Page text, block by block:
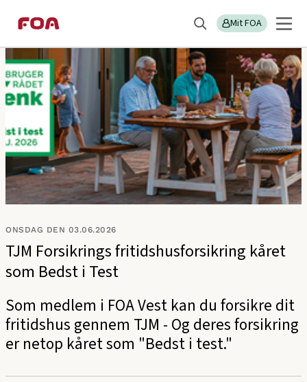
til
hovedindhold
til
hovedmenu
Søg Mit FOA
menu
FOA Vest
ONSDAG DEN 03.06.2026
TJM Forsikrings fritidshusforsikring kåret
som Bedst i Test
Som medlem i FOA Vest kan du forsikre dit
fritidshus gennem TJM - Og deres forsikring
er netop kåret som "Bedst i test."